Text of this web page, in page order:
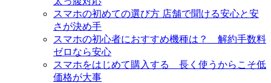
スマホの初めての選び方 店舗で聞ける安心と安
さが決め手
スマホの初心者におすすめ機種は？ 解約手数料
ゼロなら安心
スマホをはじめて購入する 長く使うからこそ低
価格が大事